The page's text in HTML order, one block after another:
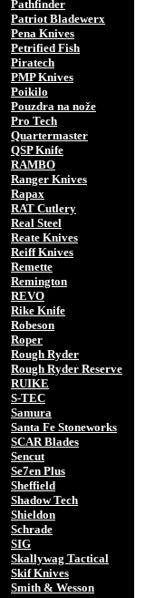
Pathfinder
Patriot Bladewerx
Pena Knives
Petrified Fish
Piratech
PMP Knives
Poikilo
Pouzdra na nože
Pro Tech
Quartermaster
QSP Knife
RAMBO
Ranger Knives
Rapax
RAT Cutlery
Real Steel
Reate Knives
Reiff Knives
Remette
Remington
REVO
Rike Knife
Robeson
Roper
Rough Ryder
Rough Ryder Reserve
RUIKE
S-TEC
Samura
Santa Fe Stoneworks
SCAR Blades
Sencut
Se7en Plus
Sheffield
Shadow Tech
Shieldon
Schrade
SIG
Skallywag Tactical
Skif Knives
Smith & Wesson